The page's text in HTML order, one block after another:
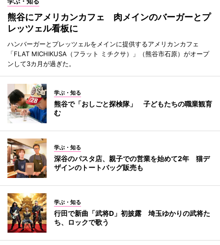
熊谷にアメリカンカフェ 肉メインのバーガーとプ
レッツェル看板に
ハンバーガーとプレッツェルをメインに提供するアメリカンカフェ
「FLAT MICHIKUSA（フラット ミチクサ）」（熊谷市石原）がオープ
ンして3カ月が過ぎた。
学ぶ・知る
熊谷で「おしごと探検隊」 子どもたちの職業観育
む
学ぶ・知る
深谷のパスタ店、親子での営業を始めて2年 猫デ
ザインのトートバッグ販売も
学ぶ・知る
行田で新曲「武将D」初披露 埼玉ゆかりの武将た
ち、ロックで歌う